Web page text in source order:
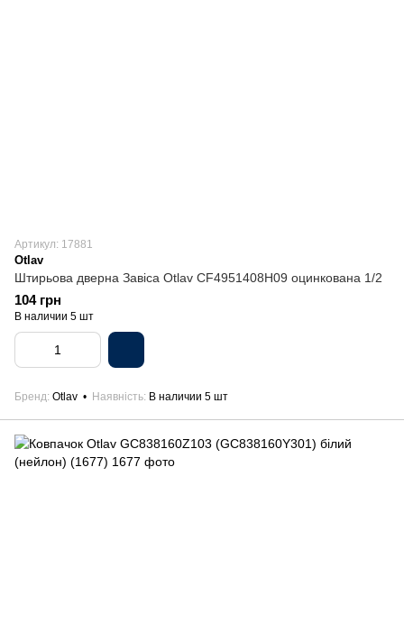
Артикул: 17881
Otlav
Штирьова дверна Завіса Otlav CF4951408H09 оцинкована 1/2
104 грн
В наличии 5 шт
Бренд Otlav Наявність В наличии 5 шт